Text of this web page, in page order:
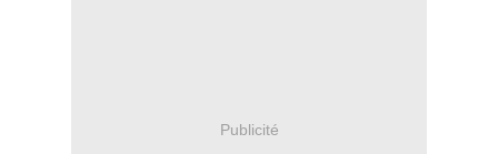
Publicité